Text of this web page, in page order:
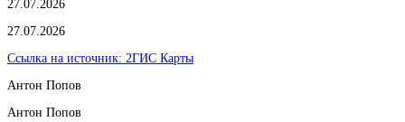
27.07.2026
27.07.2026
Ссылка на источник: 2ГИС Карты
Антон Попов
Антон Попов